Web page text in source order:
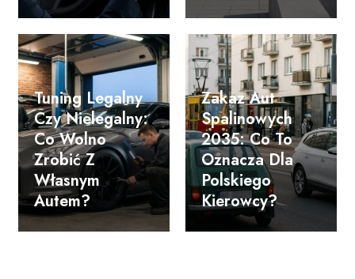
Tuning Legalny
Czy Nielegalny:
Co Wolno
Zrobić Z
Własnym
Autem?
Zakaz Aut
Spalinowych
2035: Co To
Oznacza Dla
Polskiego
Kierowcy?